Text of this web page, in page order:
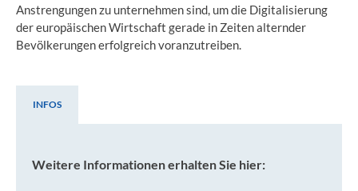
Anstrengungen zu unternehmen sind, um die Digitalisierung
der europäischen Wirtschaft gerade in Zeiten alternder
Bevölkerungen erfolgreich voranzutreiben.
INFOS
Weitere Informationen erhalten Sie hier: